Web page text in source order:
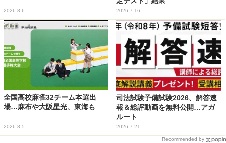
2026.8.6 2026.7.16
全国高校麻雀32チーム本選出
場…麻布や大阪星光、東海も
2026.8.5
司法試験予備試験2026、解答速
報＆総評動画を無料公開…アガ
ルート
2026.7.21
Recommended by